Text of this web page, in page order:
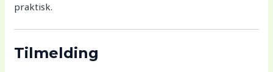
praktisk.
Tilmelding